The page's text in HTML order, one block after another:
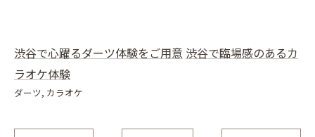
渋谷で心躍るダーツ体験をご用意 渋谷で臨場感のあるカ
ラオケ体験
ダーツ カラオケ